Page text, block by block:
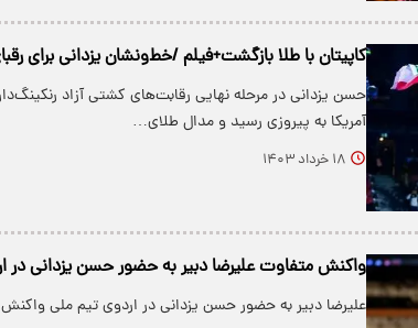
کاپیتان با طلا بازگشت+فیلم /خط‌و‌نشان یزدانی برای
حسن یزدانی در مرحله نهایی رقابت‌های کشتی آزاد
آمریکا به پیروزی رسید و مدال طلای…
۱۸ خرداد ۱۴۰۳
واکنش متفاوت علیرضا دبیر به حضور حسن یزدانی در
علیرضا دبیر به حضور حسن یزدانی در اردوی تیم ملی